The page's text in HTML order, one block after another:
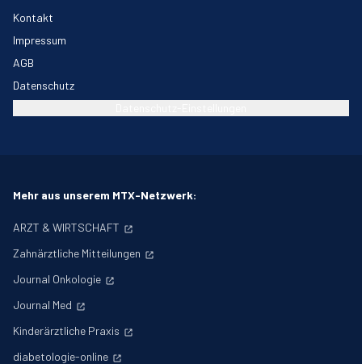
Kontakt
Impressum
AGB
Datenschutz
Mehr aus unserem MTX-Netzwerk:
ARZT & WIRTSCHAFT
Zahnärztliche Mitteilungen
Journal Onkologie
Journal Med
Kinderärztliche Praxis
diabetologie-online